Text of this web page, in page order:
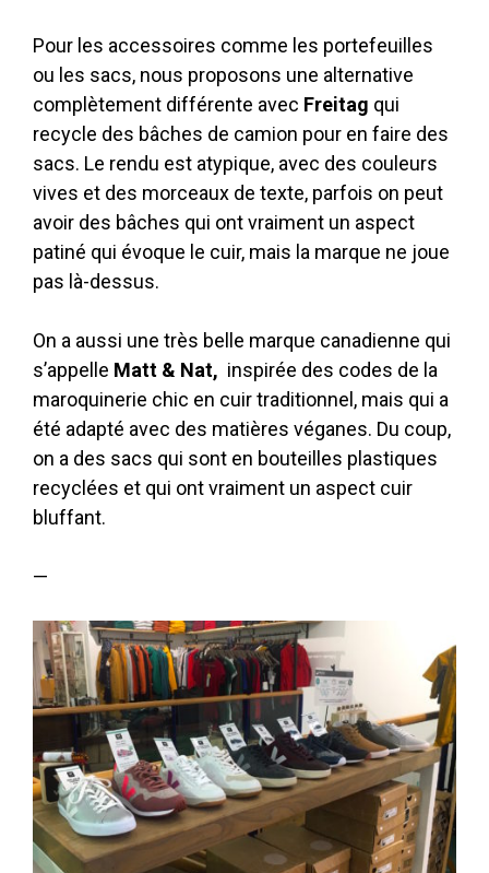
Pour les accessoires comme les portefeuilles
ou les sacs, nous proposons une alternative
complètement différente avec Freitag qui
recycle des bâches de camion pour en faire des
sacs. Le rendu est atypique, avec des couleurs
vives et des morceaux de texte, parfois on peut
avoir des bâches qui ont vraiment un aspect
patiné qui évoque le cuir, mais la marque ne joue
pas là-dessus.
On a aussi une très belle marque canadienne qui
s’appelle Matt & Nat, inspirée des codes de la
maroquinerie chic en cuir traditionnel, mais qui a
été adapté avec des matières véganes. Du coup,
on a des sacs qui sont en bouteilles plastiques
recyclées et qui ont vraiment un aspect cuir
bluffant.
—